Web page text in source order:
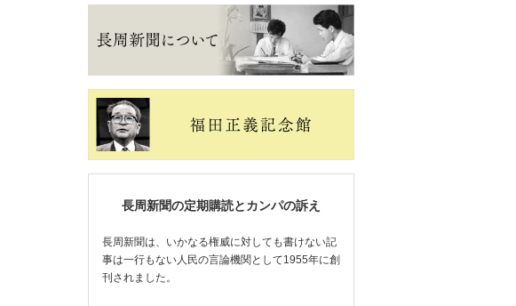
長周新聞の定期購読とカンパの訴え
長周新聞は、いかなる権威に対しても書けない記
事は一行もない人民の言論機関として1955年に創
刊されました。